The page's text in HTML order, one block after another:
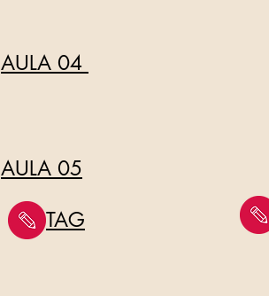
AULA 04
AULA 05
TAG